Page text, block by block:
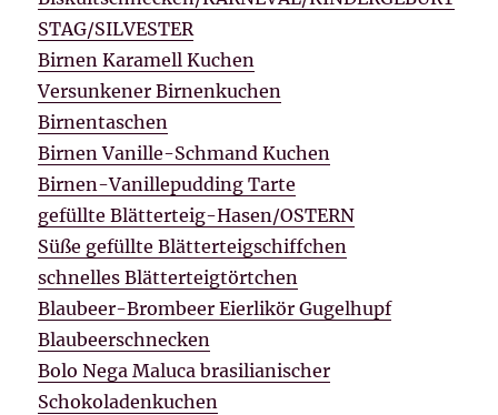
STAG/SILVESTER
Birnen Karamell Kuchen
Versunkener Birnenkuchen
Birnentaschen
Birnen Vanille-Schmand Kuchen
Birnen-Vanillepudding Tarte
gefüllte Blätterteig-Hasen/OSTERN
Süße gefüllte Blätterteigschiffchen
schnelles Blätterteigtörtchen
Blaubeer-Brombeer Eierlikör Gugelhupf
Blaubeerschnecken
Bolo Nega Maluca brasilianischer
Schokoladenkuchen